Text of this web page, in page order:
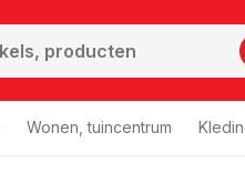
Wonen, tuincentrum